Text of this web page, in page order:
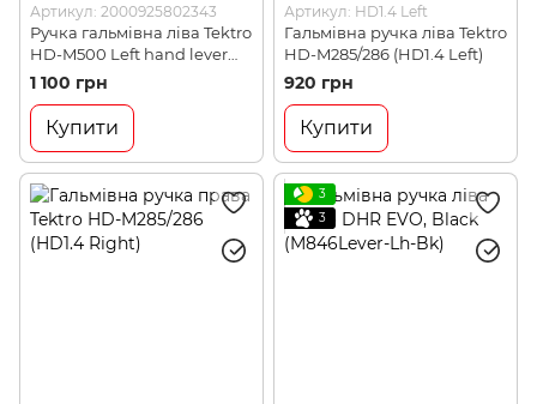
Артикул: 2000925802343
Ручка гальмівна ліва Tektro
HD-M500 Left hand lever
(TKR HD3.3-L)
1 100 грн
Купити
Артикул: HD1.4 Left
Гальмівна ручка ліва Tektro
HD-M285/286 (HD1.4 Left)
920 грн
Купити
3
3